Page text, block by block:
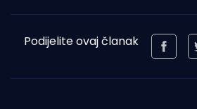
Podijelite ovaj članak